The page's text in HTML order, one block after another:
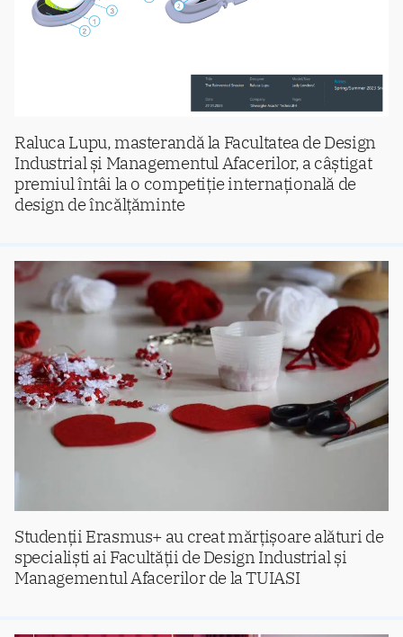
Raluca Lupu, masterandă la Facultatea de Design
Industrial și Managementul Afacerilor, a câștigat
premiul întâi la o competiție internațională de
design de încălțăminte
Studenții Erasmus+ au creat mărțișoare alături de
specialiști ai Facultății de Design Industrial și
Managementul Afacerilor de la TUIASI